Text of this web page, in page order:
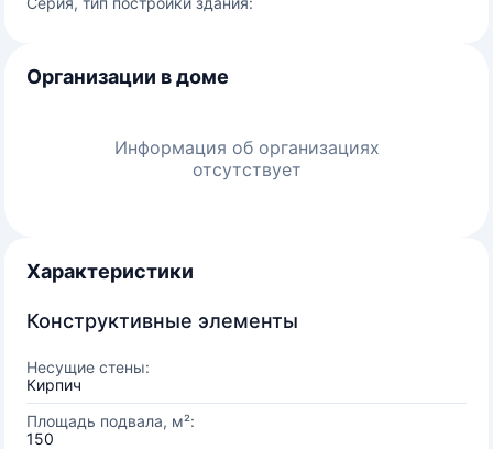
Организации в доме
Информация об организациях
отсутствует
Характеристики
Конструктивные элементы
Несущие стены:
Кирпич
Площадь подвала, м²:
150